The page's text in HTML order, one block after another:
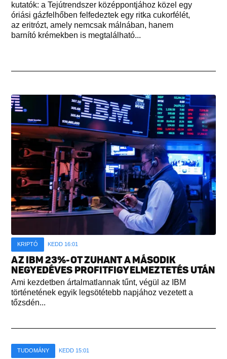
kutatók: a Tejútrendszer középpontjához közel egy
óriási gázfelhőben felfedeztek egy ritka cukorfélét,
az eritrózt, amely nemcsak málnában, hanem
barnító krémekben is megtalálható...
KRIPTÓ KEDD 16:01
AZ IBM 23%-OT ZUHANT A MÁSODIK
NEGYEDÉVES PROFITFIGYELMEZTETÉS UTÁN
Ami kezdetben ártalmatlannak tűnt, végül az IBM
történetének egyik legsötétebb napjához vezetett a
tőzsdén...
TUDOMÁNY KEDD 15:01